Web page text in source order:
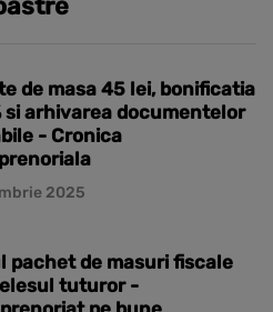
de masa 45 lei, bonificatia
si arhivarea documentelor
- Cronica
2025
pachet de masuri fiscale
tuturor -